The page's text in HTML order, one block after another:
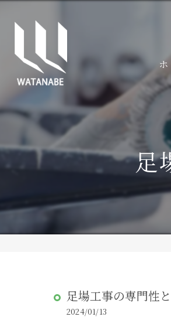
足
足場工事の専門性
2024/01/13